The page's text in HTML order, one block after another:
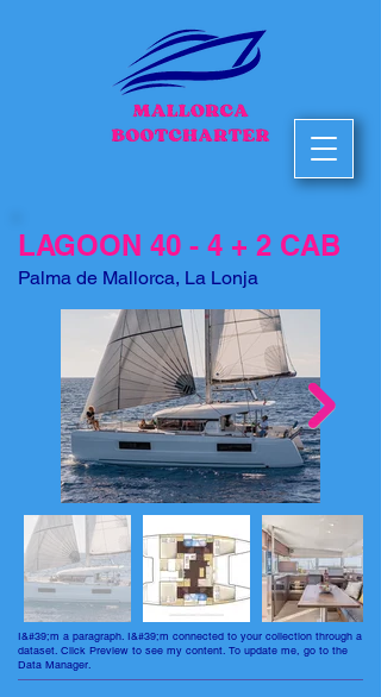
LAGOON 40 - 4 + 2 CAB
Palma de Mallorca, La Lonja
I&#39;m a paragraph. I&#39;m connected to your collection through a
dataset. Click Preview to see my content. To update me, go to the
Data Manager.